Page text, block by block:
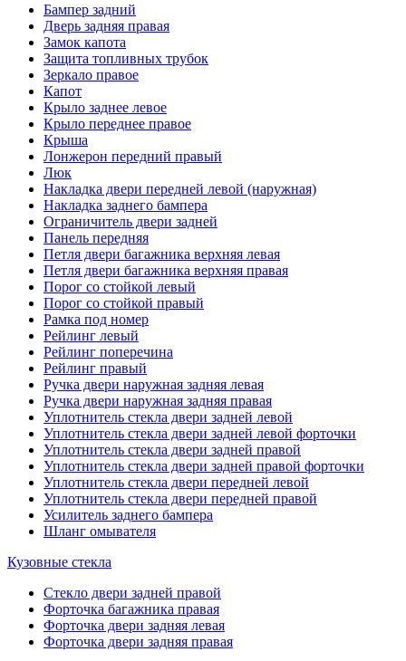
Бампер задний
Дверь задняя правая
Замок капота
Защита топливных трубок
Зеркало правое
Капот
Крыло заднее левое
Крыло переднее правое
Крыша
Лонжерон передний правый
Люк
Накладка двери передней левой (наружная)
Накладка заднего бампера
Ограничитель двери задней
Панель передняя
Петля двери багажника верхняя левая
Петля двери багажника верхняя правая
Порог со стойкой левый
Порог со стойкой правый
Рамка под номер
Рейлинг левый
Рейлинг поперечина
Рейлинг правый
Ручка двери наружная задняя левая
Ручка двери наружная задняя правая
Уплотнитель стекла двери задней левой
Уплотнитель стекла двери задней левой форточки
Уплотнитель стекла двери задней правой
Уплотнитель стекла двери задней правой форточки
Уплотнитель стекла двери передней левой
Уплотнитель стекла двери передней правой
Усилитель заднего бампера
Шланг омывателя
Кузовные стекла
Стекло двери задней правой
Форточка багажника правая
Форточка двери задняя левая
Форточка двери задняя правая